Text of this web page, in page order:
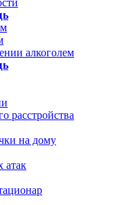
алкоголем
расстройства
на дому
атак